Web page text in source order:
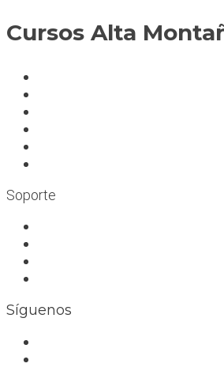
Cursos Alta
Soporte
Síguenos